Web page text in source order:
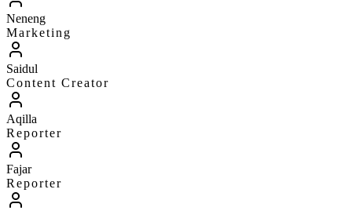
Neneng
Marketing
Saidul
Content Creator
Aqilla
Reporter
Fajar
Reporter